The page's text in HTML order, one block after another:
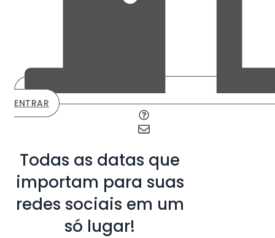
ENTRAR
Todas as datas que
importam para suas
redes sociais em um
só lugar!